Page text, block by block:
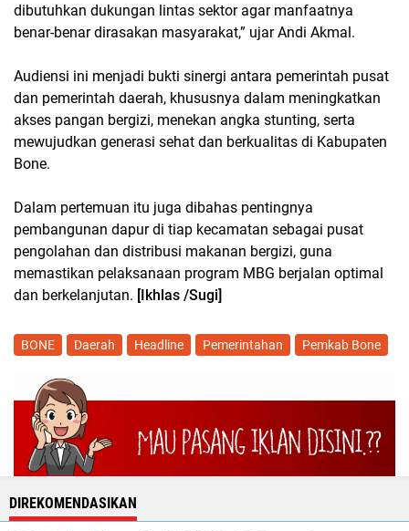
dibutuhkan dukungan lintas sektor agar manfaatnya
benar-benar dirasakan masyarakat,” ujar Andi Akmal.
Audiensi ini menjadi bukti sinergi antara pemerintah pusat
dan pemerintah daerah, khususnya dalam meningkatkan
akses pangan bergizi, menekan angka stunting, serta
mewujudkan generasi sehat dan berkualitas di Kabupaten
Bone.
Dalam pertemuan itu juga dibahas pentingnya
pembangunan dapur di tiap kecamatan sebagai pusat
pengolahan dan distribusi makanan bergizi, guna
memastikan pelaksanaan program MBG berjalan optimal
dan berkelanjutan. [Ikhlas /Sugi]
BONE Daerah Headline Pemerintahan Pemkab Bone
DIREKOMENDASIKAN